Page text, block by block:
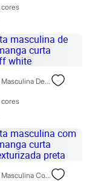
cores
Camiseta Masculina De Algodão Manga Curta Listrada Off White
cores
Camiseta Masculina Com Algodão Manga Curta Listrada Texturizada Preta